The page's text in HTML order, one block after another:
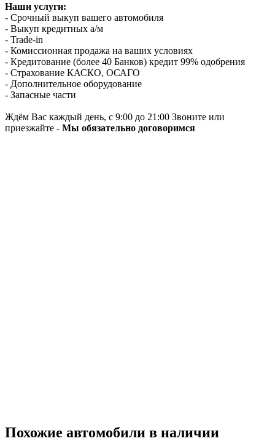
Наши услуги:
- Срочный выкуп вашего автомобиля
- Выкуп кредитных а/м
- Trade-in
- Комиссионная продажа на ваших условиях
- Кредитование (более 40 Банков) кредит 99% одобрения
- Страхование КАСКО, ОСАГО
- Дополнительное оборудование
- Запасные части
Ждём Вас каждый день, с 9:00 до 21:00 Звоните или
приезжайте - Мы обязательно договоримся
Похожие автомобили в наличии